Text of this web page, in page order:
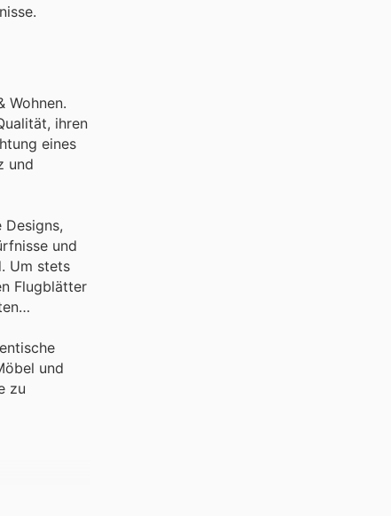
Wohnen.
ihren
eines
und
und
Um stets
Flugblätter
und
zu